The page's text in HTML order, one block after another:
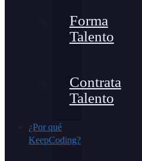
Forma
Talento
Contrata
Talento
¿Por qué
KeepCoding?